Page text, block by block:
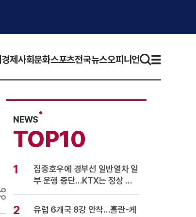
경제사회문화스포츠전국뉴스오피니언
NEWS
TOP10
1
집중호우에 경부선 일반열차 일
부 운행 중단…KTX는 정상 운
행
2
유럽 6개국 8강 안착…홀란-케